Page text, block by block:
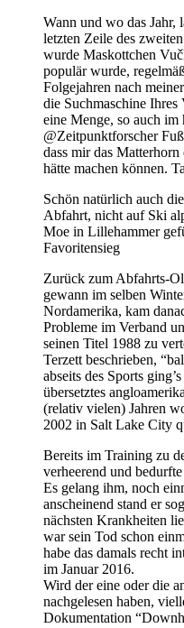
Wann und wo das Jahr,
letzten Zeile des
wurde Maskottchen
populär wurde,
Folgejahren nach
die Suchmaschine
eine Menge, so auch
@Zeitpunktforscher
dass mir das
hätte machen können.
Schön natürlich auch
Abfahrt, nicht auf Ski
Moe in Lillehammer
Favoritensieg
Zurück zum Abfahrts-
gewann im selben
Nordamerika, kam
Probleme im Verband
seinen Titel 1988 zu
Terzett beschrieben,
abseits des Sports
übersetztes
(relativ vielen) Jahren
2002 in Salt Lake City
Bereits im Training zu
verheerend und
Es gelang ihm, noch
anscheinend stand er
nächsten Krankheiten
war sein Tod schon
habe das damals recht
im Januar 2016.
Wird der eine oder die
nachgelesen haben,
Dokumentation